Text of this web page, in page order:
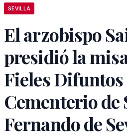
SEVILLA
El arzobispo
presidió la
Fieles Difuntos
Cementerio de
Fernando de